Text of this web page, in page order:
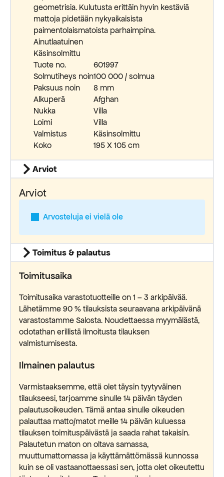
geometrisia. Kulutusta erittäin hyvin kestäviä
mattoja pidetään nykyaikaisista
paimentolaismatoista parhaimpina.
Ainutlaatuinen
Käsinsolmittu
Tuote no.
601997
Solmutiheys noin100 000 / solmua
Paksuus noin
8 mm
Alkuperä
Afghan
Nukka
Villa
Loimi
Villa
Valmistus
Käsinsolmittu
Koko
195 X 105 cm
Arviot
Arviot
Arvosteluja ei vielä ole
Toimitus & palautus
Toimitusaika
Toimitusaika varastotuotteille on 1 – 3 arkipäivää.
Lähetämme 90 % tilauksista seuraavana arkipäivänä
varastostamme Salosta. Noudettaessa myymälästä,
odotathan erillistä ilmoitusta tilauksen
valmistumisesta.
Ilmainen palautus
Varmistaaksemme, että olet täysin tyytyväinen
tilaukseesi, tarjoamme sinulle 14 päivän täyden
palautusoikeuden. Tämä antaa sinulle oikeuden
palauttaa matto/matot meille 14 päivän kuluessa
tilauksen toimituspäivästä ja saada rahat takaisin.
Palautetun maton on oltava samassa,
muuttumattomassa ja käyttämättömässä kunnossa
kuin se oli vastaanottaessasi sen, jotta olet oikeutettu